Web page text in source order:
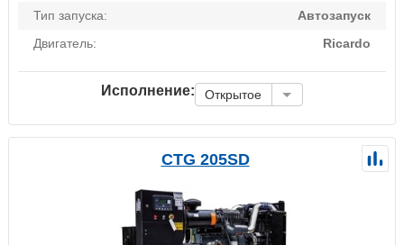
Тип запуска:
Автозапуск
Двигатель:
Ricardo
Исполнение: Открытое
CTG 205SD